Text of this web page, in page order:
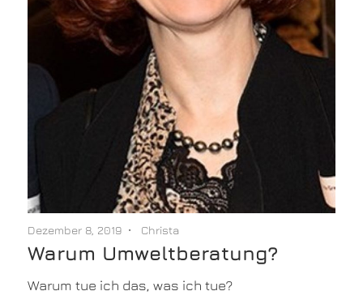
Dezember 8, 2019 Christa
Warum Umweltberatung?
Warum tue ich das, was ich tue?